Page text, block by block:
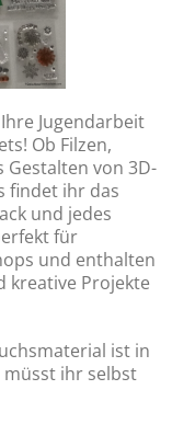
Jugendarbeit
Ob Filzen,
Gestalten von 3D-
findet ihr das
und jedes
für
und enthalten
kreative Projekte
ist in
müsst ihr selbst